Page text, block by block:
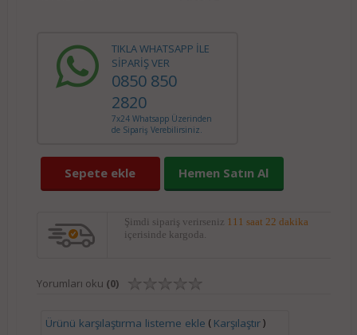
TIKLA WHATSAPP İLE
SİPARİŞ VER
0850 850
2820
7x24 Whatsapp Üzerinden
de Sipariş Verebilirsiniz.
Sepete ekle Hemen Satın Al
Şimdi sipariş verirseniz 111 saat 22 dakika
içerisinde kargoda.
Yorumları oku (0)
Ürünü karşılaştırma listeme ekle ( Karşılaştır)